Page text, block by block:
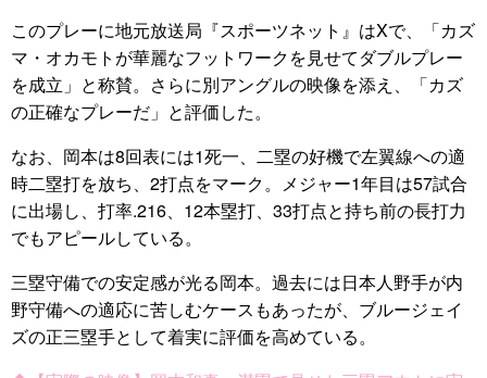
このプレーに地元放送局『スポーツネット』はXで、「カズ
マ・オカモトが華麗なフットワークを見せてダブルプレー
を成立」と称賛。さらに別アングルの映像を添え、「カズ
の正確なプレーだ」と評価した。
なお、岡本は8回表には1死一、二塁の好機で左翼線への適
時二塁打を放ち、2打点をマーク。メジャー1年目は57試合
に出場し、打率.216、12本塁打、33打点と持ち前の長打力
でもアピールしている。
三塁守備での安定感が光る岡本。過去には日本人野手が内
野守備への適応に苦しむケースもあったが、ブルージェイ
ズの正三塁手として着実に評価を高めている。